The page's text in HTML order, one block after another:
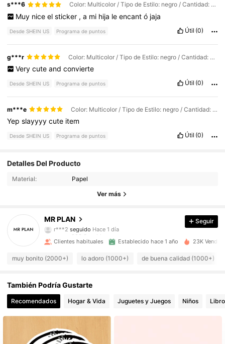
s***6 Color: Multicolor / Tipo de Estilo: negro / Cantidad: 3pcs
Muy nice el sticker , a mi hija le encant ó jaja
Desde SHEIN US Programa de puntos Útil (0)
g***r Color: Multicolor / Tipo de Estilo: negro / Cantidad: 1PC
Very cute and convierte
Desde SHEIN US Programa de puntos Útil (0)
m***e Color: Multicolor / Tipo de Estilo: negro / Cantidad: 1PC
Yepslayyyycute item
Desde SHEIN US Programa de puntos Útil (0)
Detalles Del Producto
Material: Papel
Ver más
MR PLAN
4.93 903 Seguidores
903 Seguidores
4.93 903 Seguidores
4.93 903 Seguidores
Seguir
Clientes habituales Establecido hace 1 año 23K
muy bonito (2000+) lo adoro (1000+) de buena calidad (1000+)
También Podría Gustarte
Recomendados Hogar & Vida Juguetes y Juegos Niños